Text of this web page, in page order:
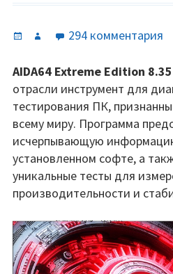
Опубликовано
Автор 294 комментарияк
к
AIDA64 Extreme Edition 8.35
отрасли инструмент для
тестирования ПК,
всему миру. Программа
исчерпывающую
установленном софте, а
уникальные тесты для
производительности и